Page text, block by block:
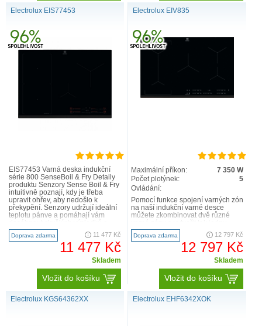
Electrolux EIS77453
EIS77453 Varná deska indukční
série 800 SenseBoil & Fry Detaily
produktu Senzory Sense Boil & Fry
intuitivně poznají, kdy je třeba
upravit ohřev, aby nedošlo k
překypění. Senzory udržují ideální
teplotu pánve a pomáhají vám
úspory energie – ať..
Doprava zdarma 11 477 Kč
11 477 Kč
Skladem
Vložit do košíku
Electrolux EIV835
Maximální příkon:
7 350 W
Počet plotýnek:
5
Ovládání:
Pomocí funkce spojení varných zón
na naší indukční varné desce
můžete zkombinovat dvě různé
velkou varnou plochu. Nast..
Doprava zdarma 12 797 Kč
12 797 Kč
Skladem
Vložit do košíku
Electrolux KGS64362XX Electrolux EHF6342XOK